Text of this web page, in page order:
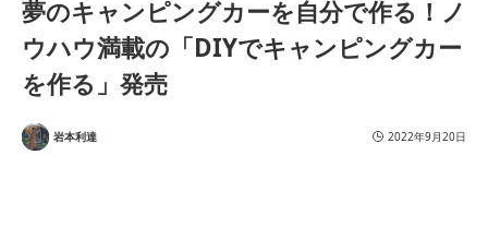
夢のキャンピングカーを自分で作る！ノ
ウハウ満載の「DIYでキャンピングカー
を作る」発売
岩本利達 2022年9月20日